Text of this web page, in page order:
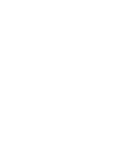
è solo per
oppure, nel caso dei
uso aziendale
i Servizi in
le leggi e i